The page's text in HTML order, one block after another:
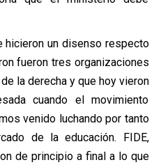
hicieron un disenso respecto
fueron tres organizaciones
la derecha y que hoy vieron
cuando el movimiento
venido luchando por tanto
de la educación. FIDE,
de principio a final a lo que